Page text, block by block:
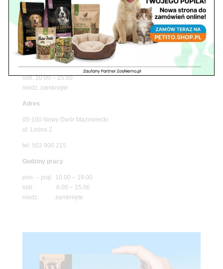
05-120 Legionowo
ul. Piłsudskiego 31,
pawilon 134
tel./fax. 22 784 71 96
Godziny pracy
pon. – piąt. 10.00 – 19.00
sob. 10.00 – 15.00
niedz. zamknięte
Adres
05-100 Nowy Dwór Mazowiecki
ul. Leśna 2
tel. 503 900 215
Godziny pracy
pon. – piąt. 10.00 – 19.00
sob. 8.00 – 15.00
niedz. zamknięte